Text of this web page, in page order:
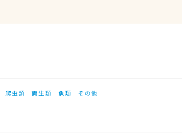
爬虫類 両生類 魚類 その他